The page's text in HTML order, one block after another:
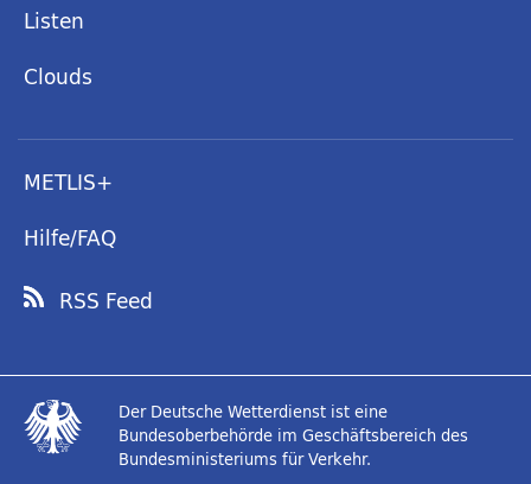
Listen
Clouds
METLIS+
Hilfe/FAQ
RSS Feed
Der Deutsche Wetterdienst ist eine
Bundesoberbehörde im Geschäftsbereich des
Bundesministeriums für Verkehr.